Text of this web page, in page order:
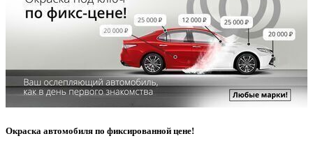
Окраска автомобиля по фиксированной цене!